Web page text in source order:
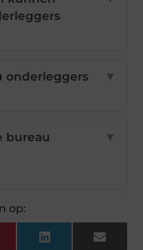
onderleggers
▼
bureau
▼
op:
LinkedInEmail